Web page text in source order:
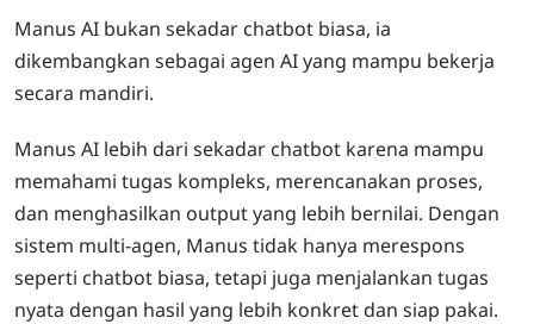
Manus AI bukan sekadar chatbot biasa, ia
dikembangkan sebagai agen AI yang mampu bekerja
secara mandiri.
Manus AI lebih dari sekadar chatbot karena mampu
memahami tugas kompleks, merencanakan proses,
dan menghasilkan output yang lebih bernilai. Dengan
sistem multi-agen, Manus tidak hanya merespons
seperti chatbot biasa, tetapi juga menjalankan tugas
nyata dengan hasil yang lebih konkret dan siap pakai.